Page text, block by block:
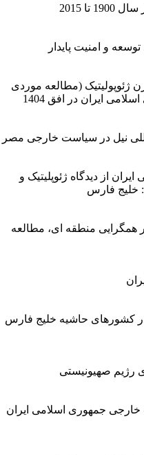
2015
و امنیت پایدار
(مطالعه موردی
ایران در افق 1404
نیل در سیاست خارجی مصر
از دیدگاه ژئوپلیتیک و
خلیج فارس
همگرایی منطقه ای، مطالعه
کشورهای حاشیه خلیج فارس
رژیم صهیونیستی
خارجی جمهوری اسلامی ایران